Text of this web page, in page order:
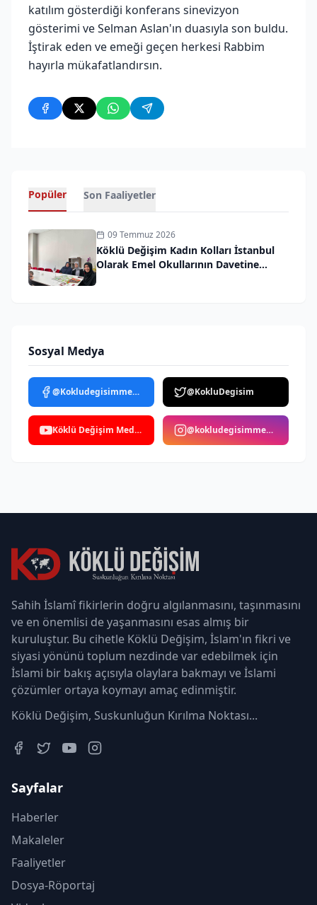
katılım gösterdiği konferans sinevizyon
gösterimi ve Selman Aslan'ın duasıyla son buldu.
İştirak eden ve emeği geçen herkesi Rabbim
hayırla mükafatlandırsın.
Popüler Son Faaliyetler
09 Temmuz 2026
Köklü Değişim Kadın Kolları İstanbul
Olarak Emel Okullarının Davetine
Sosyal Medya
@Kokludegisimmedya @KokluDegisim
Köklü Değişim Medya @kokludegisimmedya
Sahih İslamî fikirlerin doğru algılanmasını, taşınmasını
ve en önemlisi de yaşanmasını esas almış bir
kuruluştur. Bu cihetle Köklü Değişim, İslam'ın fikri ve
siyasi yönünü toplum nezdinde var edebilmek için
İslami bir bakış açısıyla olaylara bakmayı ve İslami
çözümler ortaya koymayı amaç edinmiştir.
Köklü Değişim, Suskunluğun Kırılma Noktası...
Sayfalar
Haberler
Makaleler
Faaliyetler
Dosya-Röportaj